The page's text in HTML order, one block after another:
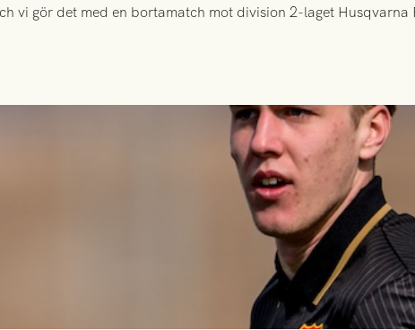
vi gör det med en bortamatch mot division 2-laget